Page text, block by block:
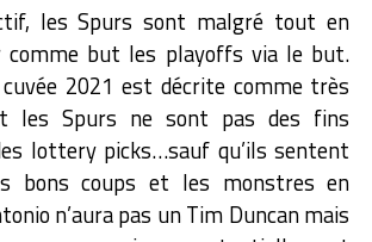
les Spurs sont malgré tout en
comme but les playoffs via le but.
2021 est décrite comme très
les Spurs ne sont pas des fins
lottery picks…sauf qu’ils sentent
bons coups et les monstres en
n’aura pas un Tim Duncan mais